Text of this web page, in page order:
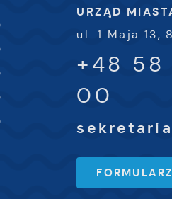
URZĄD
ul. 1 Maja 13,
+48 58
00